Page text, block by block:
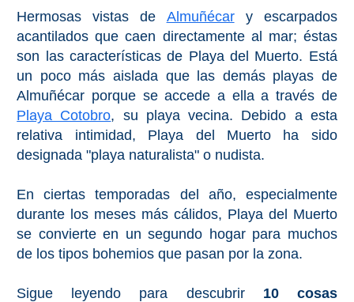
Nerja
Frigiliana
Maro
Estepona
PROVINCES
➜
Hermosas vistas de Almuñécary escarpados
acantilados que caen directamente al mar; éstas
son las características de Playa del Muerto. Está
un poco más aislada que las demás playas de
Almuñécar porque se accede a ella a través de
Playa Cotobro, su playa vecina. Debido a esta
relativa intimidad, Playa del Muerto ha sido
designada "playa naturalista" o nudista.
En ciertas temporadas del año, especialmente
durante los meses más cálidos, Playa del Muerto
se convierte en un segundo hogar para muchos
de los tipos bohemios que pasan por la zona.
Sigue leyendo para descubrir 10 cosas